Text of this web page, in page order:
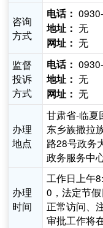
咨询
方式
电话：
地址： 无
网址： 无
监督
投诉
方式
电话：
地址： 无
网址： 无
办理
地点
甘肃省-临夏
东乡族撒拉
路28号政务
政务服务中心
办理
时间
工作日上午
0，法定节
正常访问、
审批工作将